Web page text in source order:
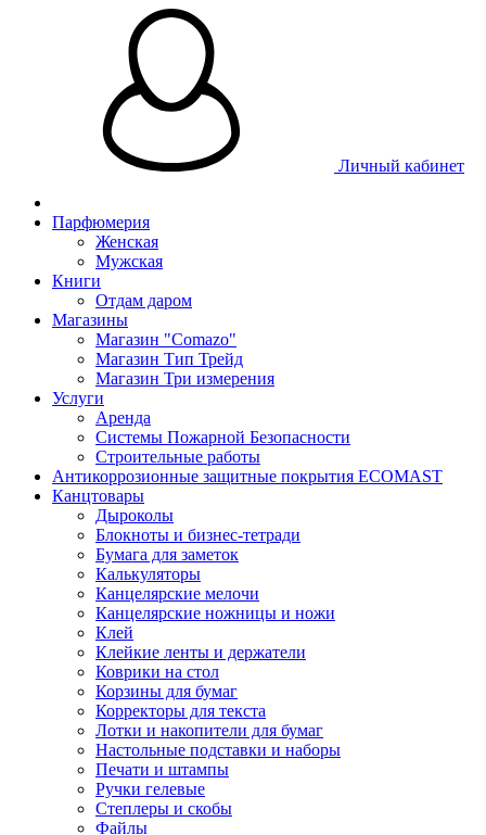
Личный кабинет
Парфюмерия
Женская
Мужская
Книги
Отдам даром
Магазины
Магазин "Comazo"
Магазин Тип Трейд
Магазин Три измерения
Услуги
Аренда
Системы Пожарной Безопасности
Строительные работы
Антикоррозионные защитные покрытия ECOMAST
Канцтовары
Дыроколы
Блокноты и бизнес-тетради
Бумага для заметок
Калькуляторы
Канцелярские мелочи
Канцелярские ножницы и ножи
Клей
Клейкие ленты и держатели
Коврики на стол
Корзины для бумаг
Корректоры для текста
Лотки и накопители для бумаг
Настольные подставки и наборы
Печати и штампы
Ручки гелевые
Степлеры и скобы
Файлы